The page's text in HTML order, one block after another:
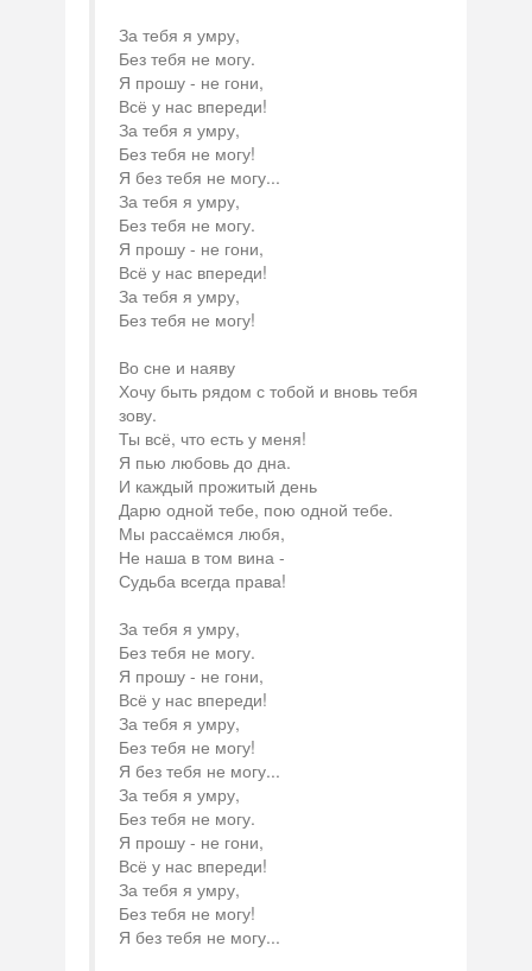
За тебя я умру,
Без тебя не могу.
Я прошу - не гони,
Всё у нас впереди!
За тебя я умру,
Без тебя не могу!
Я без тебя не могу...
За тебя я умру,
Без тебя не могу.
Я прошу - не гони,
Всё у нас впереди!
За тебя я умру,
Без тебя не могу!
Во сне и наяву
Хочу быть рядом с тобой и вновь тебя
зову.
Ты всё, что есть у меня!
Я пью любовь до дна.
И каждый прожитый день
Дарю одной тебе, пою одной тебе.
Мы рассаёмся любя,
Не наша в том вина -
Судьба всегда права!
За тебя я умру,
Без тебя не могу.
Я прошу - не гони,
Всё у нас впереди!
За тебя я умру,
Без тебя не могу!
Я без тебя не могу...
За тебя я умру,
Без тебя не могу.
Я прошу - не гони,
Всё у нас впереди!
За тебя я умру,
Без тебя не могу!
Я без тебя не могу...